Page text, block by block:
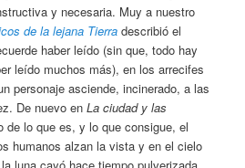
y necesaria. Muy a nuestro
de la lejana Tierra describió el
haber leído (sin que, todo hay
leído muchos más), en los arrecifes
personaje asciende, incinerado, a las
De nuevo enLa ciudad y las
de lo que es, y lo que consigue, el
humanos alzan la vista y en el cielo